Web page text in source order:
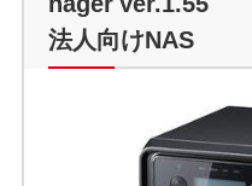
法人向けNAS